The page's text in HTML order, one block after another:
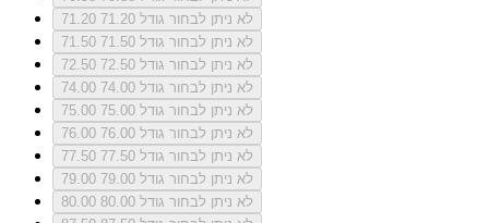
71.20
לא ניתן לבחור גודל 71.20
71.50
לא ניתן לבחור גודל 71.50
72.50
לא ניתן לבחור גודל 72.50
74.00
לא ניתן לבחור גודל 74.00
75.00
לא ניתן לבחור גודל 75.00
76.00
לא ניתן לבחור גודל 76.00
77.50
לא ניתן לבחור גודל 77.50
79.00
לא ניתן לבחור גודל 79.00
80.00
לא ניתן לבחור גודל 80.00